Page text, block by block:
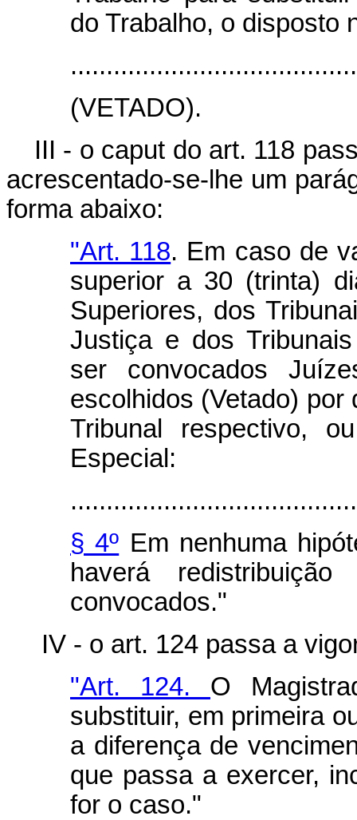
do Trabalho, o disposto
(VETADO).
III - o caput do art. 118
acrescentado-se-lhe um
forma abaixo:
"Art. 118. Em caso de
superior a 30 (trinta)
Superiores, dos
Justiça e dos
ser convocados
escolhidos (Vetado) por
Tribunal respectivo,
Especial:
§ 4º Em nenhuma
haverá
convocados."
IV - o art. 124 passa a
"Art. 124. O
substituir, em primeira
a diferença de
que passa a exercer,
for o caso."